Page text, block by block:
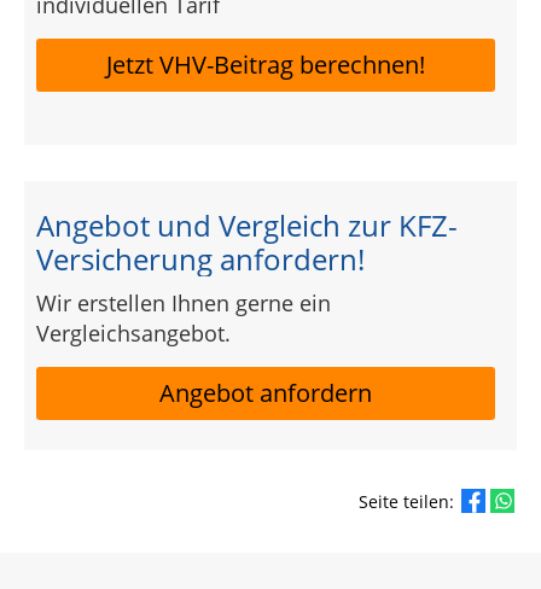
Jetzt VHV-Beitrag berechnen!
Angebot und Vergleich zur KFZ-
Versicherung anfordern!
Wir erstellen Ihnen gerne ein
Vergleichsangebot.
Angebot anfordern
Seite teilen: